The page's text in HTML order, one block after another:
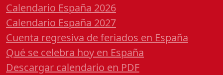
Calendario España 2026
Calendario España 2027
Cuenta regresiva de feriados en España
Qué se celebra hoy en España
Descargar calendario en PDF